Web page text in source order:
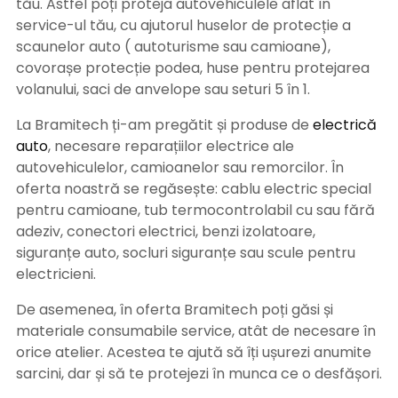
tău. Astfel poți proteja autovehiculele aflat în
service-ul tău, cu ajutorul huselor de protecție a
scaunelor auto ( autoturisme sau camioane),
covorașe protecție podea, huse pentru protejarea
volanului, saci de anvelope sau seturi 5 în 1.
La Bramitech ți-am pregătit și produse de electrică
auto, necesare reparațiilor electrice ale
autovehiculelor, camioanelor sau remorcilor. În
oferta noastră se regăsește: cablu electric special
pentru camioane, tub termocontrolabil cu sau fără
adeziv, conectori electrici, benzi izolatoare,
siguranțe auto, socluri siguranțe sau scule pentru
electricieni.
De asemenea, în oferta Bramitech poți găsi și
materiale consumabile service, atât de necesare în
orice atelier. Acestea te ajută să îți ușurezi anumite
sarcini, dar și să te protejezi în munca ce o desfășori.